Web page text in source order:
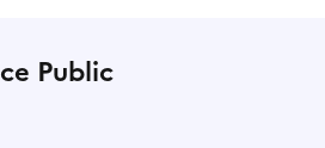
Public